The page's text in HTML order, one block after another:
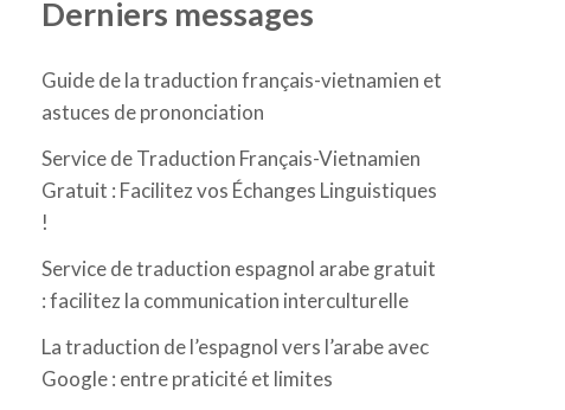
Derniers messages
Guide de la traduction français-vietnamien et
astuces de prononciation
Service de Traduction Français-Vietnamien
Gratuit : Facilitez vos Échanges Linguistiques
!
Service de traduction espagnol arabe gratuit
: facilitez la communication interculturelle
La traduction de l’espagnol vers l’arabe avec
Google : entre praticité et limites